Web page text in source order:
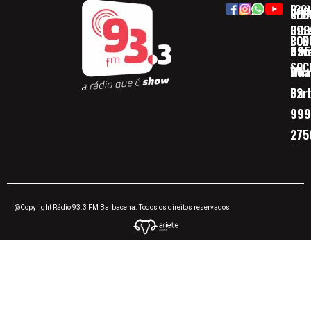
(32)
32
@Copyright Rádio 93.3 FM Barbacena. Todos os direitos reservados